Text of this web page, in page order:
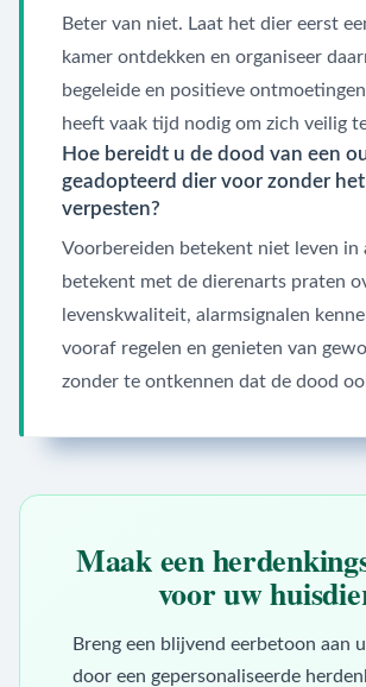
Beter van niet. Laat het dier eerst
kamer ontdekken en organiseer
begeleide en positieve
heeft vaak tijd nodig om zich veilig
Hoe bereidt u de dood van een
geadopteerd dier voor zonder
verpesten?
Voorbereiden betekent niet leven in
betekent met de dierenarts praten
levenskwaliteit, alarmsignalen
vooraf regelen en genieten van
zonder te ontkennen dat de dood
Maak een
voor uw
Breng een blijvend eerbetoon aan
door een gepersonaliseerde